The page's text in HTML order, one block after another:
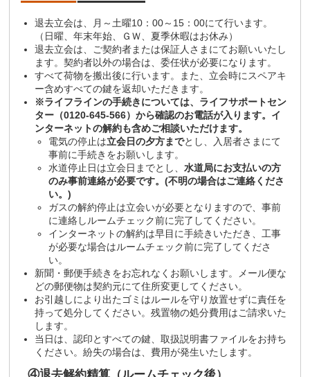
退去立会は、月～土曜10：00～15：00にて行います。
（日曜、年末年始、ＧＷ、夏季休暇はお休み）
退去立会は、ご契約者または保証人さまにてお願いいたし
ます。契約者以外の場合は、委任状が必要になります。
すべて荷物を搬出後に行います。また、立会時にスペアキ
ー含めすべての鍵を返却いただきます。
※ライフラインの手続きについては、ライフサポートセン
ター（0120-645-566）から確認のお電話が入ります。イ
ンターネットの解約も含めご相談いただけます。
電気の停止は立会日の夕方までとし、入居者さまにて
事前に手続きをお願いします。
水道停止日は立会日までとし、水道局にお支払いの方
のみ事前連絡が必要です。(不明の場合はご連絡くださ
い。)
ガスの解約停止は立会いが必要となりますので、事前
に連絡しルームチェック前に完了してください。
インターネットの解約は早目に手続きいただき、工事
が必要な場合はルームチェック前に完了してくださ
い。
新聞・郵便手続きをお忘れなくお願いします。メール便な
どの郵便物は契約元にて住所変更してください。
お引越しにより出たゴミはルールを守り放置せずに責任を
持って処分してください。残置物の処分費用はご請求いた
します。
当日は、認印とすべての鍵、取扱説明書ファイルをお持ち
ください。紛失の場合は、費用が発生いたします。
④退去解約精算（ルームチェック後）